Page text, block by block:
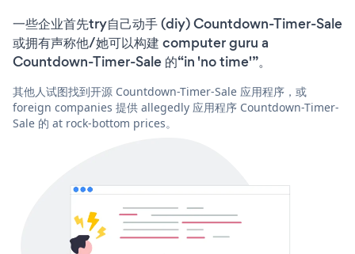
一些企业首先try自己动手 (diy) Countdown-Timer-Sale
或拥有声称他/她可以构建 computer guru a
Countdown-Timer-Sale 的“in 'no time'”。
其他人试图找到开源 Countdown-Timer-Sale 应用程序，或
foreign companies 提供 allegedly 应用程序 Countdown-Timer-
Sale 的 at rock-bottom prices。